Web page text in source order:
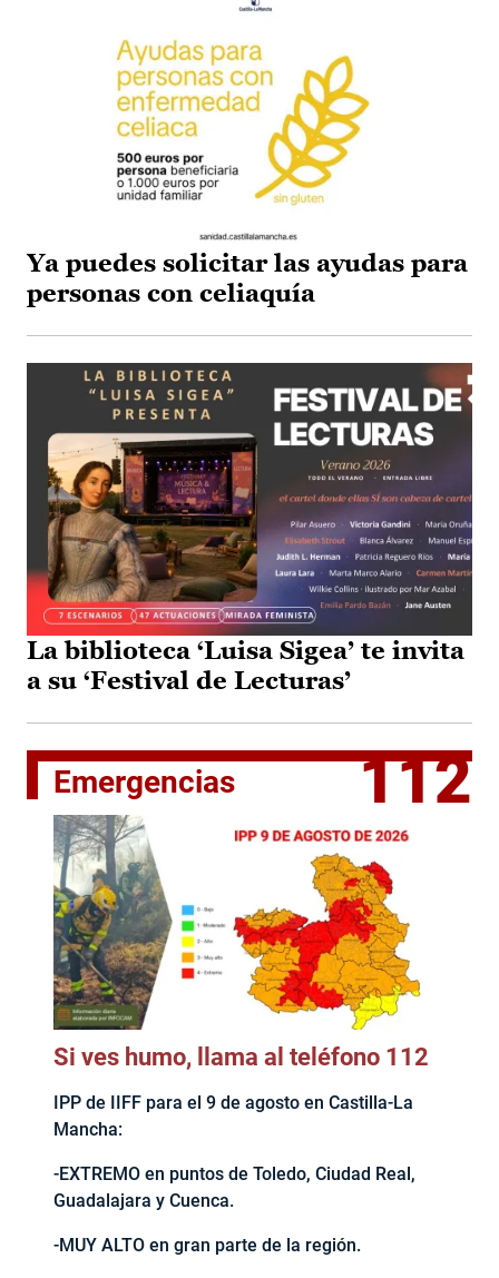
Ya puedes solicitar las ayudas para
personas con celiaquía
La biblioteca ‘Luisa Sigea’ te invita
a su ‘Festival de Lecturas’
Emergencias 112
Si ves humo, llama al teléfono 112
IPP de IIFF para el 9 de agosto en Castilla-La
Mancha:
-EXTREMO en puntos de Toledo, Ciudad Real,
Guadalajara y Cuenca.
-MUY ALTO en gran parte de la región.